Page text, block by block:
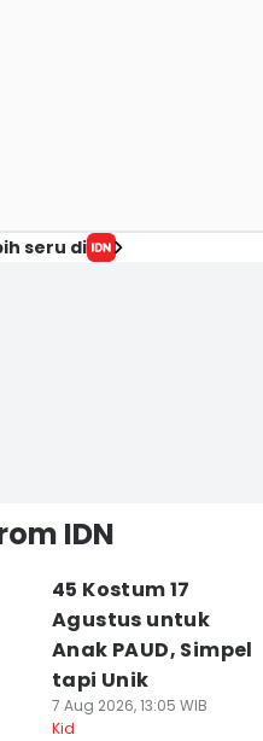
Pecahkan
seru di
IDN
45 Kostum 17
Agustus untuk
Anak PAUD, Simpel
tapi Unik
7 Aug 2026, 13:05 WIB
Kid